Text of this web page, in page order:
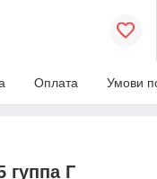
Оплата Умови
гуппа Г